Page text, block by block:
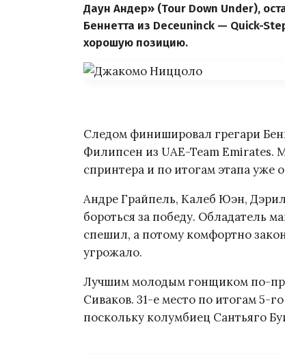
Даун Андер» (Tour Down Under),
Беннетта из Deceuninck — Quick-
хорошую позицию.
Следом финишировал грегари
Филипсен из UAE-Team Emirates.
спринтера и по итогам этапа уже
Андре Грайпель, Калеб Юэн,
бороться за победу. Обладатель
спешил, а потому комфортно
угрожало.
Лучшим молодым гонщиком по-
Сиваков. 31-е место по итогам 5-
поскольку колумбиец Сантьяго